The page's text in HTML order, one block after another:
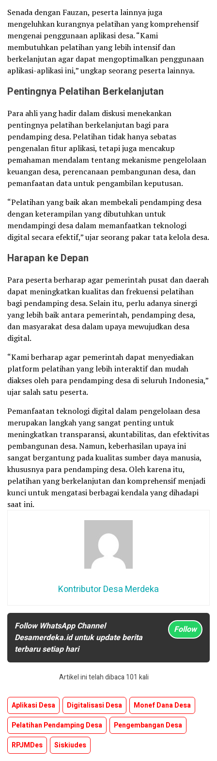
Senada dengan Fauzan, peserta lainnya juga
mengeluhkan kurangnya pelatihan yang komprehensif
mengenai penggunaan aplikasi desa. “Kami
membutuhkan pelatihan yang lebih intensif dan
berkelanjutan agar dapat mengoptimalkan penggunaan
aplikasi-aplikasi ini,” ungkap seorang peserta lainnya.
Pentingnya Pelatihan Berkelanjutan
Para ahli yang hadir dalam diskusi menekankan
pentingnya pelatihan berkelanjutan bagi para
pendamping desa. Pelatihan tidak hanya sebatas
pengenalan fitur aplikasi, tetapi juga mencakup
pemahaman mendalam tentang mekanisme pengelolaan
keuangan desa, perencanaan pembangunan desa, dan
pemanfaatan data untuk pengambilan keputusan.
“Pelatihan yang baik akan membekali pendamping desa
dengan keterampilan yang dibutuhkan untuk
mendampingi desa dalam memanfaatkan teknologi
digital secara efektif,” ujar seorang pakar tata kelola desa.
Harapan ke Depan
Para peserta berharap agar pemerintah pusat dan daerah
dapat meningkatkan kualitas dan frekuensi pelatihan
bagi pendamping desa. Selain itu, perlu adanya sinergi
yang lebih baik antara pemerintah, pendamping desa,
dan masyarakat desa dalam upaya mewujudkan desa
digital.
“Kami berharap agar pemerintah dapat menyediakan
platform pelatihan yang lebih interaktif dan mudah
diakses oleh para pendamping desa di seluruh Indonesia,”
ujar salah satu peserta.
Pemanfaatan teknologi digital dalam pengelolaan desa
merupakan langkah yang sangat penting untuk
meningkatkan transparansi, akuntabilitas, dan efektivitas
pembangunan desa. Namun, keberhasilan upaya ini
sangat bergantung pada kualitas sumber daya manusia,
khususnya para pendamping desa. Oleh karena itu,
pelatihan yang berkelanjutan dan komprehensif menjadi
kunci untuk mengatasi berbagai kendala yang dihadapi
saat ini.
Kontributor Desa Merdeka
Follow WhatsApp Channel
Desamerdeka.id untuk update berita
terbaru setiap hari
Follow
Artikel ini telah dibaca 101 kali
Aplikasi Desa Digitalisasi Desa
Monef Dana Desa
Pelatihan Pendamping Desa
Pengembangan Desa
RPJMDes
Siskiudes